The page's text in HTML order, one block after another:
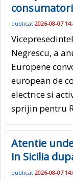
publicat 2026-08-07
Negrescu, a
Europene
european de
electrice si
sprijin pentru
Atentie
in Sicilia
publicat 2026-08-07